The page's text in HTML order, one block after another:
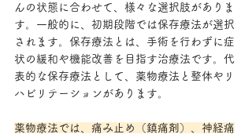
んの状態に合わせて、様々な選択肢がありま
す。一般的に、初期段階では保存療法が選択
されます。保存療法とは、手術を行わずに症
状の緩和や機能改善を目指す治療法です。代
表的な保存療法として、薬物療法と整体やリ
ハビリテーションがあります。
薬物療法では、痛み止め（鎮痛剤）、神経痛